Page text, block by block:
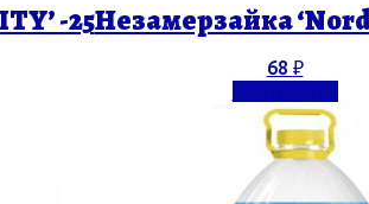
-25Незамерзайка ‘Nord
68 ₽